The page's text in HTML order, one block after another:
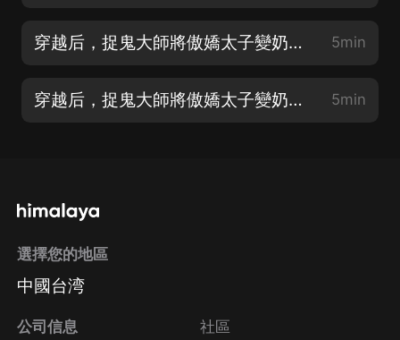
穿越后，捉鬼大師將傲嬌太子變奶狗 006 這茶没空喝了 5min
穿越后，捉鬼大師將傲嬌太子變奶狗 007 孩子還有救 5min
選擇您的地區
中國台湾
公司信息 社區